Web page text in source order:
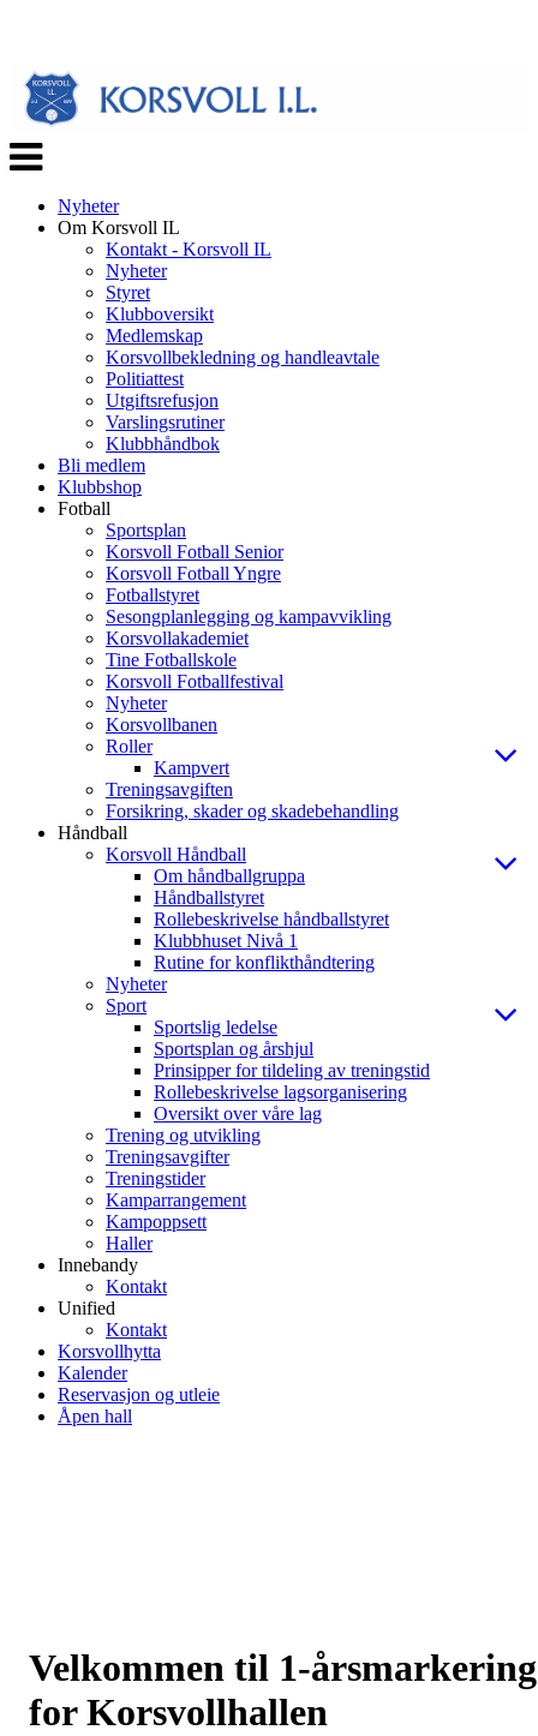
Veksle
navigasjon
Nyheter
Om Korsvoll IL
Kontakt - Korsvoll IL
Nyheter
Styret
Klubboversikt
Medlemskap
Korsvollbekledning og handleavtale
Politiattest
Utgiftsrefusjon
Varslingsrutiner
Klubbhåndbok
Bli medlem
Klubbshop
Fotball
Sportsplan
Korsvoll Fotball Senior
Korsvoll Fotball Yngre
Fotballstyret
Sesongplanlegging og kampavvikling
Korsvollakademiet
Tine Fotballskole
Korsvoll Fotballfestival
Nyheter
Korsvollbanen
Roller
Kampvert
Treningsavgiften
Forsikring, skader og skadebehandling
Håndball
Korsvoll Håndball
Om håndballgruppa
Håndballstyret
Rollebeskrivelse håndballstyret
Klubbhuset Nivå 1
Rutine for konflikthåndtering
Nyheter
Sport
Sportslig ledelse
Sportsplan og årshjul
Prinsipper for tildeling av treningstid
Rollebeskrivelse lagsorganisering
Oversikt over våre lag
Trening og utvikling
Treningsavgifter
Treningstider
Kamparrangement
Kampoppsett
Haller
Innebandy
Kontakt
Unified
Kontakt
Korsvollhytta
Kalender
Reservasjon og utleie
Åpen hall
Velkommen til 1-årsmarkering
for Korsvollhallen